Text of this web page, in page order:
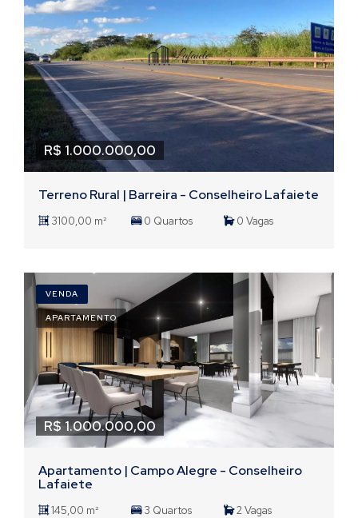
R$ 1.000.000,00
Terreno Rural | Barreira - Conselheiro Lafaiete
3100,00 m² 0 Quartos 0 Vagas
VENDA
APARTAMENTO
R$ 1.000.000,00
Apartamento | Campo Alegre - Conselheiro
Lafaiete
145,00 m² 3 Quartos 2 Vagas